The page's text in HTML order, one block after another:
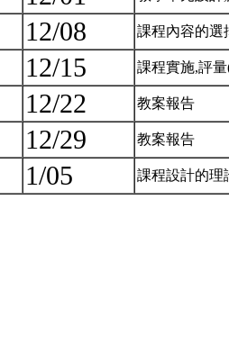
12/08 課程內容的選
12/15 課程實施,評
12/22 教案報告
12/29 教案報告
1/05 課程設計的